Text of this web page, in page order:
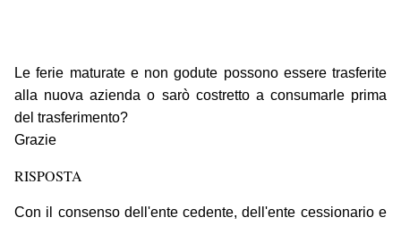
Le ferie maturate e non godute possono essere trasferite
alla nuova azienda o sarò costretto a consumarle prima
del trasferimento?
Grazie
RISPOSTA
Con il consenso dell'ente cedente, dell'ente cessionario e